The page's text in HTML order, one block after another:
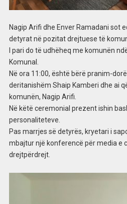
Nagip Arifi dhe Enver Ramadani sot
detyrat në pozitat drejtuese të
I pari do të udhëheq me komunën
Komunal.
Në ora 11:00, është bërë pranim-
deritanishëm Shaip Kamberi dhe ai
komunën, Nagip Arifi.
Në këtë ceremonial prezent ishin
personaliteteve.
Pas marrjes së detyrës, kryetari i
mbajtur një konferencë për media e
drejtpërdrejt.